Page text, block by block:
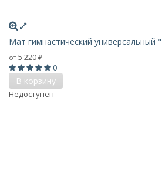
Мат гимнастический универсальный
от 5 220 ₽
0
В корзину
Недоступен